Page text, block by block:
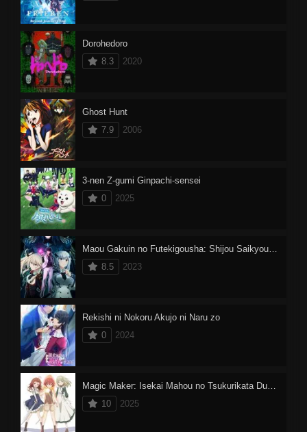
Dorohedoro
8.3
2020
Ghost Hunt
7.9
2006
3-nen Z-gumi Ginpachi-sensei
0
2025
Maou Gakuin no Futekigousha: Shijou Saikyou no Maou no Shiso, Tensei shite Shison-tachi no Gakkou e Kayou II
8.5
2023
Rekishi ni Nokoru Akujo ni Naru zo
0
2024
Magic Maker: Isekai Mahou no Tsukurikata Dublado
10
2025